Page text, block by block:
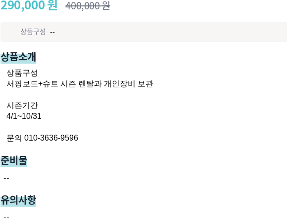
290,000원 400,000원
상품구성 --
상품소개
상품구성
서핑보드+슈트 시즌 렌탈과 개인장비 보관
시즌기간
4/1~10/31
문의 010-3636-9596
준비물
--
유의사항
--